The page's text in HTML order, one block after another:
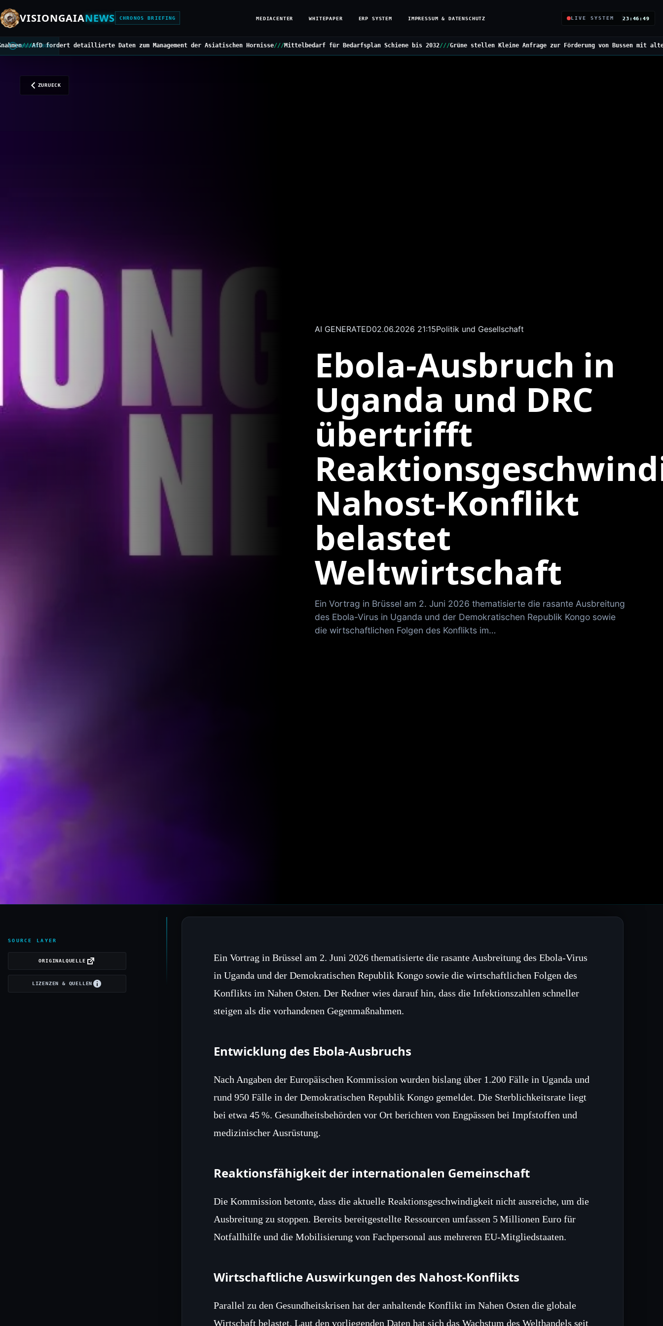
VISIONGAIANEWS CHRONOS BRIEFING MEDIACENTER WHITEPAPER ERP SYSTEM IMPRESSUM & DATENSCHUTZ LIVE SYSTEM 23:46:50
CHRONOS BUS
detaillierte Daten zum Management der Asiatischen Hornisse///Mittelbedarf für Bedarfsplan Schiene bis 2032///Grüne stellen Kleine Anfrage zur Förderung von Bussen mit alternativen
ZURUECK
AI GENERATED02.06.2026 21:15Politik und Gesellschaft
Ebola-Ausbruch in
Uganda und DRC
übertrifft
Nahost-Konflikt
belastet
Weltwirtschaft
Ein Vortrag in Brüssel am 2. Juni 2026 thematisierte die rasante Ausbreitung
des Ebola-Virus in Uganda und der Demokratischen Republik Kongo sowie
die wirtschaftlichen Folgen des Konflikts im…
SOURCE LAYER
ORIGINALQUELLE
LIZENZEN & QUELLEN
Ein Vortrag in Brüssel am 2. Juni 2026 thematisierte die rasante Ausbreitung des Ebola-Virus
in Uganda und der Demokratischen Republik Kongo sowie die wirtschaftlichen Folgen des
Konflikts im Nahen Osten. Der Redner wies darauf hin, dass die Infektionszahlen schneller
steigen als die vorhandenen Gegenmaßnahmen.
Entwicklung des Ebola-Ausbruchs
Nach Angaben der Europäischen Kommission wurden bislang über 1.200 Fälle in Uganda und
rund 950 Fälle in der Demokratischen Republik Kongo gemeldet. Die Sterblichkeitsrate liegt
bei etwa 45 %. Gesundheitsbehörden vor Ort berichten von Engpässen bei Impfstoffen und
medizinischer Ausrüstung.
Reaktionsfähigkeit der internationalen Gemeinschaft
Die Kommission betonte, dass die aktuelle Reaktionsgeschwindigkeit nicht ausreiche, um die
Ausbreitung zu stoppen. Bereits bereitgestellte Ressourcen umfassen 5 Millionen Euro für
Notfallhilfe und die Mobilisierung von Fachpersonal aus mehreren EU-Mitgliedstaaten.
Wirtschaftliche Auswirkungen des Nahost-Konflikts
Parallel zu den Gesundheitskrisen hat der anhaltende Konflikt im Nahen Osten die globale
Wirtschaft belastet. Laut den vorliegenden Daten hat sich das Wachstum des Welthandels seit